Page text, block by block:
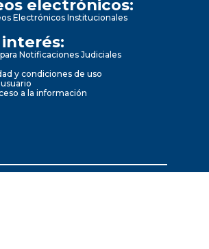
electrónicos:
Electrónicos Institucionales
Notificaciones Judiciales
y condiciones de uso
a la información